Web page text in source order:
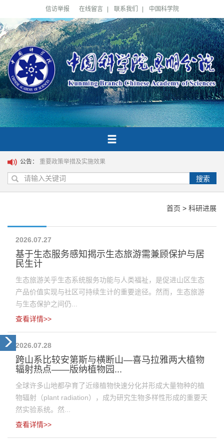
信访举报 在线留言 联系我们 中国科学院
公告： 重要政策举措及实施效果
搜索
首页 > 科研进展
2026.07.27
​基于生态服务感知揭示生态旅游需兼顾保护与居
民生计
生态旅游关乎生态系统服务功能与人类福祉，是促进山区生态
产品价值实现与社区可持续生计的重要途径。然而，生态旅游
与生态保护之间仍...
查看详情>>
2026.07.28
跨山系比较安第斯与横断山—喜马拉雅两大植物
辐射热点——版纳植物园...
全球许多山地都孕育了近缘植物快速分化并形成大量物种的植
物辐射（plant radiation），成为研究生物多样性形成的重要天
然实验系统。然...
查看详情>>